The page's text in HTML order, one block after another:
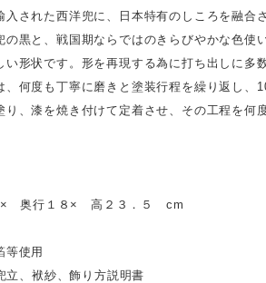
された西洋兜に、日本特有のしころを融合
黒と、戦国期ならではのきらびやかな色使い
形状です。形を再現する為に打ち出しに多
何度も丁寧に磨きと塗装行程を繰り返し、
、漆を焼き付けて定着させ、その工程を何
奥行１８× 高２３．５ cm
等使用
立、袱紗、飾り方説明書